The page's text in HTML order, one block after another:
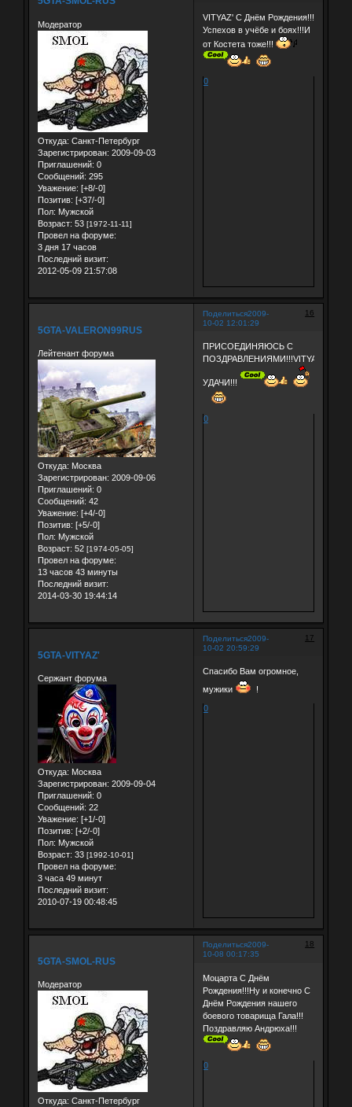
Модератор
Откуда: Санкт-Петербург
Зарегистрирован: 2009-09-03
Приглашений: 0
Сообщений: 295
Уважение: [+8/-0]
Позитив: [+37/-0]
Пол: Мужской
Возраст: 53 [1972-11-11]
Провел на форуме:
3 дня 17 часов
Последний визит:
2012-05-09 21:57:08
VITYAZ' C Днём Рождения!!!
Успехов в учёбе и боях!!!И
от Костета тоже!!!
0
Поделиться 16
2009-
10-02 12:01:29
5GTA-VALERON99RUS
Лейтенант форума
Откуда: Москва
Зарегистрирован: 2009-09-06
Приглашений: 0
Сообщений: 42
Уважение: [+4/-0]
Позитив: [+5/-0]
Пол: Мужской
Возраст: 52 [1974-05-05]
Провел на форуме:
13 часов 43 минуты
Последний визит:
2014-03-30 19:44:14
ПРИСОЕДИНЯЮСЬ С
ПОЗДРАВЛЕНИЯМИ!!!VITYAZ'-
УДАЧИ!!!
0
Поделиться 17
2009-
10-02 20:59:29
5GTA-VITYAZ'
Сержант форума
Откуда: Москва
Зарегистрирован: 2009-09-04
Приглашений: 0
Сообщений: 22
Уважение: [+1/-0]
Позитив: [+2/-0]
Пол: Мужской
Возраст: 33 [1992-10-01]
Провел на форуме:
3 часа 49 минут
Последний визит:
2010-07-19 00:48:45
Спасибо Вам огромное,
мужики
!
0
Поделиться 18
2009-
10-08 00:17:35
5GTA-SMOL-RUS
Модератор
Откуда: Санкт-Петербург
Моцарта С Днём
Рождения!!!Ну и конечно С
Днём Рождения нашего
боевого товарища Гала!!!
Поздравляю Андрюха!!!
0